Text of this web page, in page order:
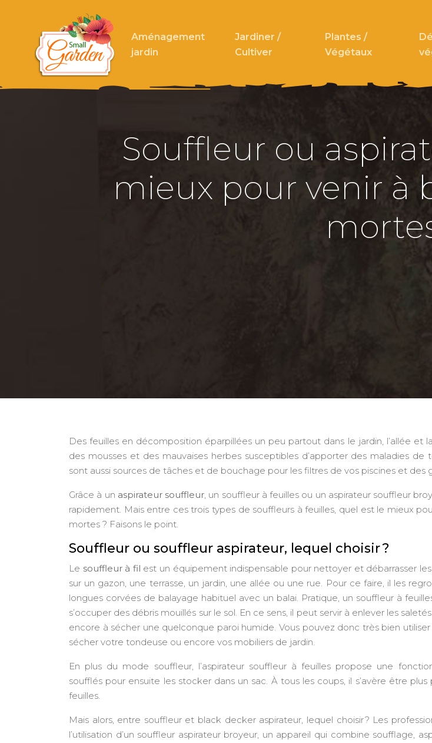
Aménagement
jardin
Jardiner /
Cultiver
Plantes /
Végétaux
Souffleur ou
mieux pour venir à
Des feuilles en décomposition éparpillées un peu partout dans le jardin, l’allée et
des mousses et des mauvaises herbes susceptibles d’apporter des maladies de
sont aussi sources de tâches et de bouchage pour les filtres de vos piscines et des
Grâce à un aspirateur souffleur, un souffleur à feuilles ou un aspirateur souffleur
rapidement. Mais entre ces trois types de souffleurs à feuilles, quel est le mieux
mortes ? Faisons le point.
Souffleur ou souffleur aspirateur, lequel choisir ?
Le souffleur à fil est un équipement indispensable pour nettoyer et débarrasser
sur un gazon, une terrasse, un jardin, une allée ou une rue. Pour ce faire, il les
longues corvées de balayage habituel avec un balai. Pratique, un souffleur à
s’occuper des débris mouillés sur le sol. En ce sens, il peut servir à enlever les
encore à sécher une quelconque paroi humide. Vous pouvez donc très bien
sécher votre tondeuse ou encore vos mobiliers de jardin.
En plus du mode souffleur, l’aspirateur souffleur à feuilles propose une
soufflés pour ensuite les stocker dans un sac. À tous les coups, il s’avère être
feuilles.
Mais alors, entre souffleur et black decker aspirateur, lequel choisir ? Les
l’utilisation d’un souffleur aspirateur broyeur, un appareil qui combine soufflage,